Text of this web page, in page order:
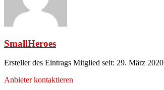
SmallHeroes
Ersteller des Eintrags Mitglied seit: 29. März 2020
Anbieter kontaktieren